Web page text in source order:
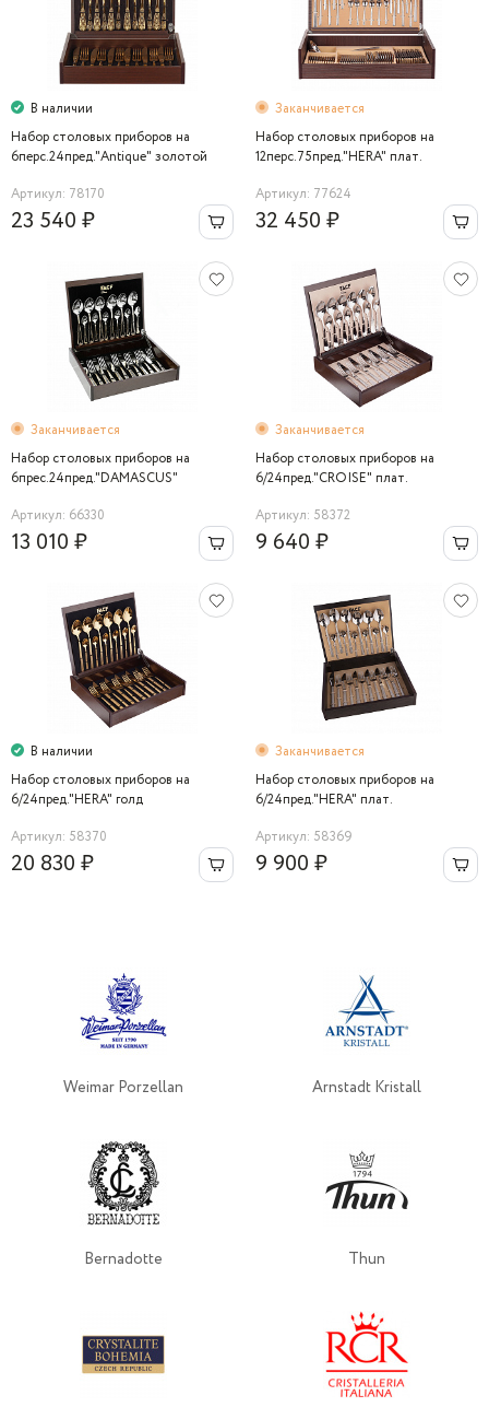
В наличии
Набор столовых приборов на
6перс.24пред."Antique" золотой
Артикул: 78170
23 540 ₽
Заканчивается
Набор столовых приборов на
12перс.75пред."HERA" плат.
Артикул: 77624
32 450 ₽
Заканчивается
Набор столовых приборов на
6прес.24пред."DAMASCUS"
Артикул: 66330
13 010 ₽
Заканчивается
Набор столовых приборов на
6/24пред."CROISE" плат.
Артикул: 58372
9 640 ₽
В наличии
Набор столовых приборов на
6/24пред."HERA" голд
Артикул: 58370
20 830 ₽
Заканчивается
Набор столовых приборов на
6/24пред."HERA" плат.
Артикул: 58369
9 900 ₽
Weimar Porzellan Arnstadt Kristall
Bernadotte Thun